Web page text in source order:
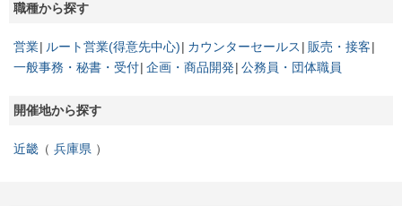
職種から探す
営業 ルート営業(得意先中心) カウンターセールス
販売・接客
一般事務・秘書・受付 企画・商品開発 公務員・団体職員
開催地から探す
近畿 兵庫県